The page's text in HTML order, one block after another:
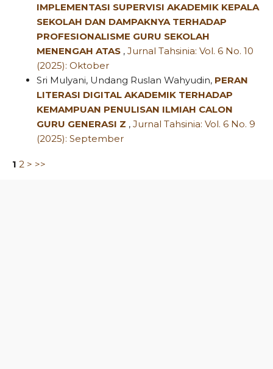
IMPLEMENTASI SUPERVISI AKADEMIK KEPALA
SEKOLAH DAN DAMPAKNYA TERHADAP
PROFESIONALISME GURU SEKOLAH
MENENGAH ATAS , Jurnal Tahsinia: Vol. 6 No. 10
(2025): Oktober
Sri Mulyani, Undang Ruslan Wahyudin, PERAN
LITERASI DIGITAL AKADEMIK TERHADAP
KEMAMPUAN PENULISAN ILMIAH CALON
GURU GENERASI Z , Jurnal Tahsinia: Vol. 6 No. 9
(2025): September
1 2 > >>